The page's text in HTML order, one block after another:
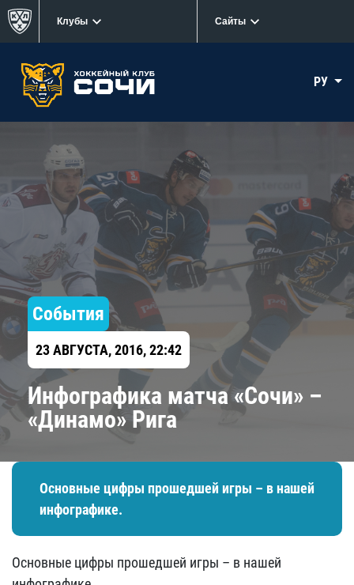
Клубы Сайты
РУ
События
23 АВГУСТА, 2016, 22:42
Инфографика матча «Сочи» –
«Динамо» Рига
Основные цифры прошедшей игры – в нашей
инфографике.
Основные цифры прошедшей игры – в нашей